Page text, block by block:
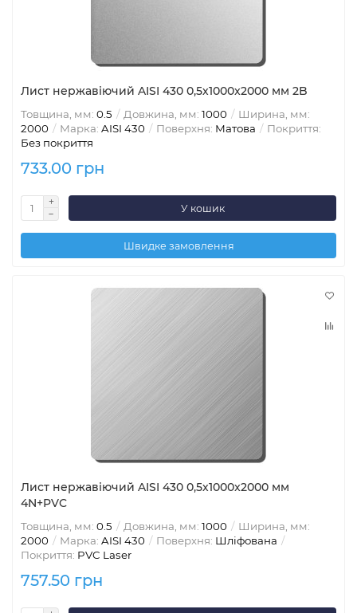
Лист нержавіючий AISI 430 0,5х1000x2000 мм 2B
Товщина, мм: 0.5 Довжина, мм: 1000
Ширина, мм:
2000
Марка: AISI 430 Поверхня: Матова
Покриття:
Без покриття
733.00 грн
У кошик
Швидке замовлення
Лист нержавіючий AISI 430 0,5х1000x2000 мм
4N+PVC
Товщина, мм: 0.5 Довжина, мм: 1000
Ширина, мм:
2000
Марка: AISI 430 Поверхня: Шліфована
Покриття: PVC Laser
757.50 грн